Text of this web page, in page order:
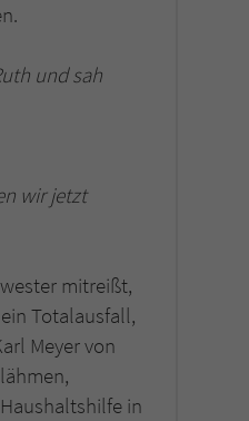
und sah
wir jetzt
mitreißt,
Totalausfall,
Meyer von
in